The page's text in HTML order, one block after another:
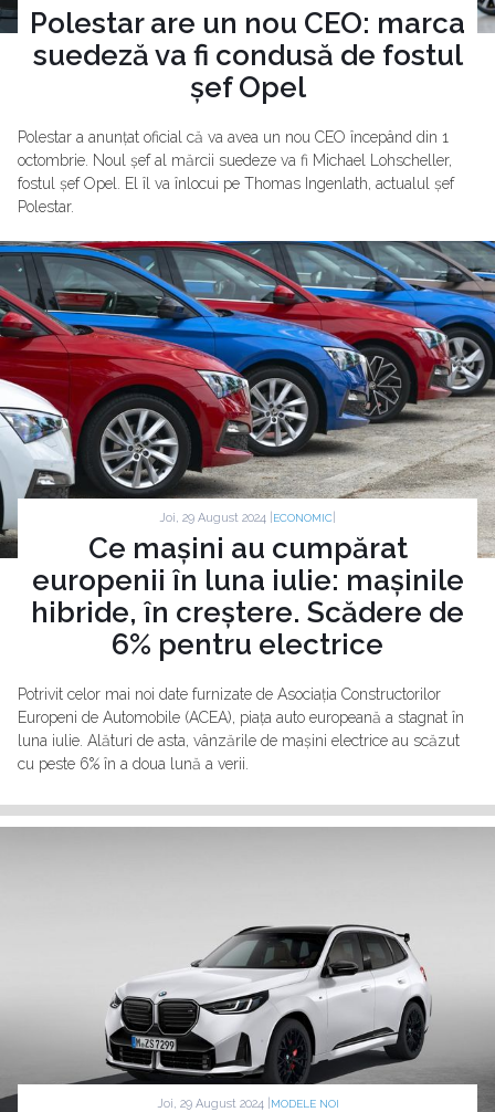
Polestar are un nou CEO: marca
suedeză va fi condusă de fostul
șef Opel
Polestar a anunțat oficial că va avea un nou CEO începând din 1
octombrie. Noul șef al mărcii suedeze va fi Michael Lohscheller,
fostul șef Opel. El îl va înlocui pe Thomas Ingenlath, actualul șef
Polestar.
Joi, 29 August 2024 | ECONOMIC
Ce mașini au cumpărat
europenii în luna iulie: mașinile
hibride, în creștere. Scădere de
6% pentru electrice
Potrivit celor mai noi date furnizate de Asociația Constructorilor
Europeni de Automobile (ACEA), piața auto europeană a stagnat în
luna iulie. Alături de asta, vânzările de mașini electrice au scăzut
cu peste 6% în a doua lună a verii.
Joi, 29 August 2024 | MODELE NOI